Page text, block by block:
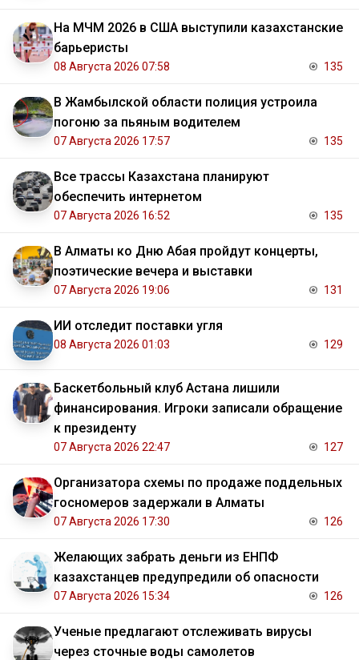
На МЧМ 2026 в США выступили казахстанские
барьеристы
08 Августа 2026 07:58 135
В Жамбылской области полиция устроила
погоню за пьяным водителем
07 Августа 2026 17:57 135
Все трассы Казахстана планируют
обеспечить интернетом
07 Августа 2026 16:52 135
В Алматы ко Дню Абая пройдут концерты,
поэтические вечера и выставки
07 Августа 2026 19:06 131
ИИ отследит поставки угля
08 Августа 2026 01:03 129
Баскетбольный клуб Астана лишили
финансирования. Игроки записали обращение
к президенту
07 Августа 2026 22:47 127
Организатора схемы по продаже поддельных
госномеров задержали в Алматы
07 Августа 2026 17:30 126
Желающих забрать деньги из ЕНПФ
казахстанцев предупредили об опасности
07 Августа 2026 15:34 126
Ученые предлагают отслеживать вирусы
через сточные воды самолетов